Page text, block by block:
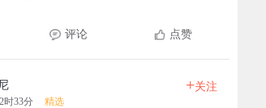
评论 点赞
时33分 精选
+关注